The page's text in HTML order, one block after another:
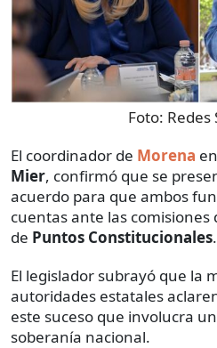
Foto: Redes
El coordinador de Morena
Mier, confirmó que se
acuerdo para que ambos
cuentas ante las comisiones
de Puntos Constitucionales.
El legislador subrayó que la
autoridades estatales
este suceso que involucra
soberanía nacional.